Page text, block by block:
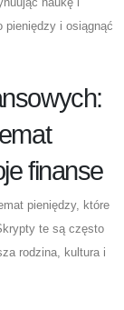
pieniędzy i osiągnąć
finanse
pieniędzy, które
te są często
rodzina, kultura i